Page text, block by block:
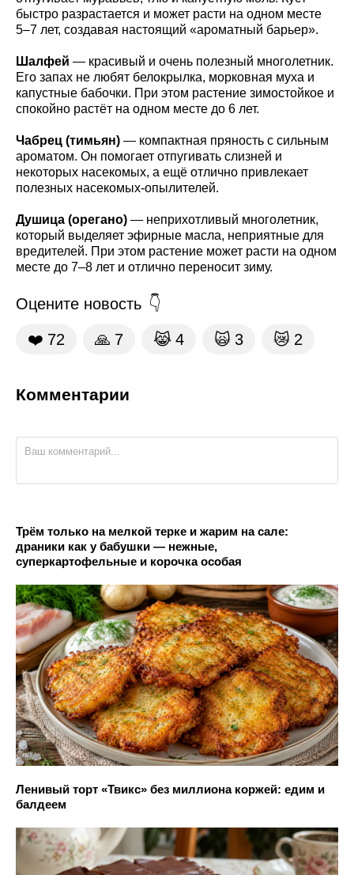
быстро разрастается и может расти на одном месте
5–7 лет, создавая настоящий «ароматный барьер».
Шалфей — красивый и очень полезный многолетник.
Его запах не любят белокрылка, морковная муха и
капустные бабочки. При этом растение зимостойкое и
спокойно растёт на одном месте до 6 лет.
Чабрец (тимьян) — компактная пряность с сильным
ароматом. Он помогает отпугивать слизней и
некоторых насекомых, а ещё отлично привлекает
полезных насекомых-опылителей.
Душица (орегано) — неприхотливый многолетник,
который выделяет эфирные масла, неприятные для
вредителей. При этом растение может расти на одном
месте до 7–8 лет и отлично переносит зиму.
Оцените новость
❤️ 72 🙏 7 😹 4 🙀 3 😿 2
Комментарии
Трём только на мелкой терке и жарим на сале:
драники как у бабушки — нежные,
суперкартофельные и корочка особая
Ленивый торт «Твикс» без миллиона коржей: едим и
балдеем